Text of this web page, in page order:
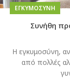
EΓΚΥΜΟΣΎΝΗ
Συνήθη
Η εγκυμοσύνη, αν
από πολλές